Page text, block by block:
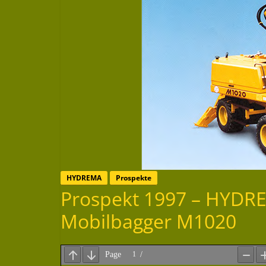
HYDREMA Prospekte
Prospekt 1997 –
Mobilbagger M1020